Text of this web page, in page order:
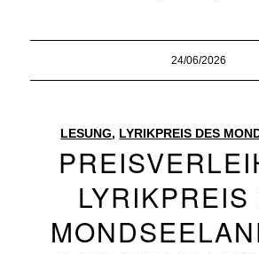
24/06/2026
LESUNG, LYRIKPREIS DES
LYRIKPREIS